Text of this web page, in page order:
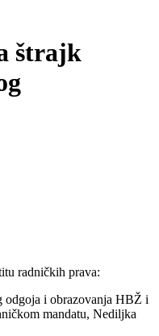
štrajk
radničkih prava:
odgoja i obrazovanja HBŽ i
mandatu, Nediljka